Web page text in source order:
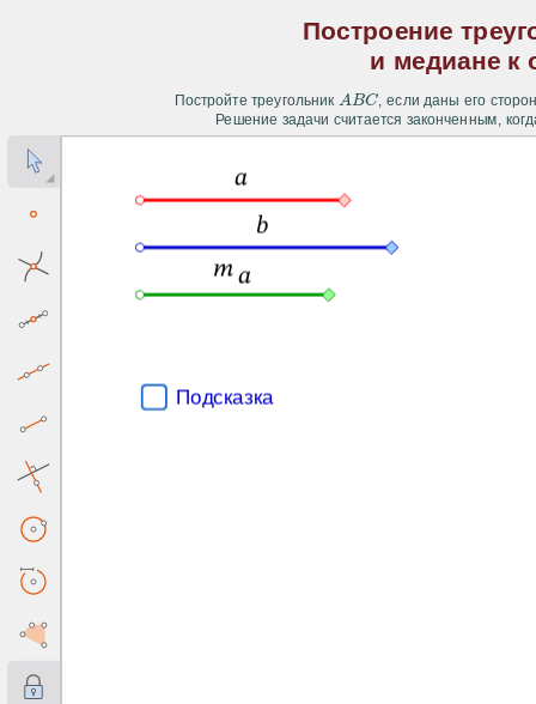
Построение
и медиане к
Постройте треугольник ABC
A BC
, если даны его
Решение задачи считается законченным,